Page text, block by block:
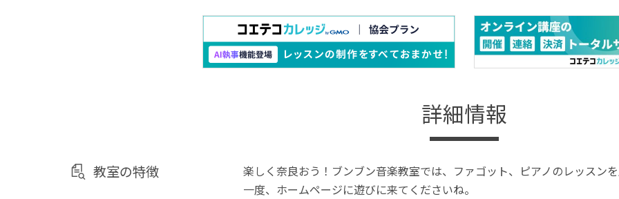
詳細情報
教室の特徴
楽しく奈良おう！ブンブン音楽教室では、ファゴット、ピアノのレッスン
一度、ホームページに遊びに来てくださいね。